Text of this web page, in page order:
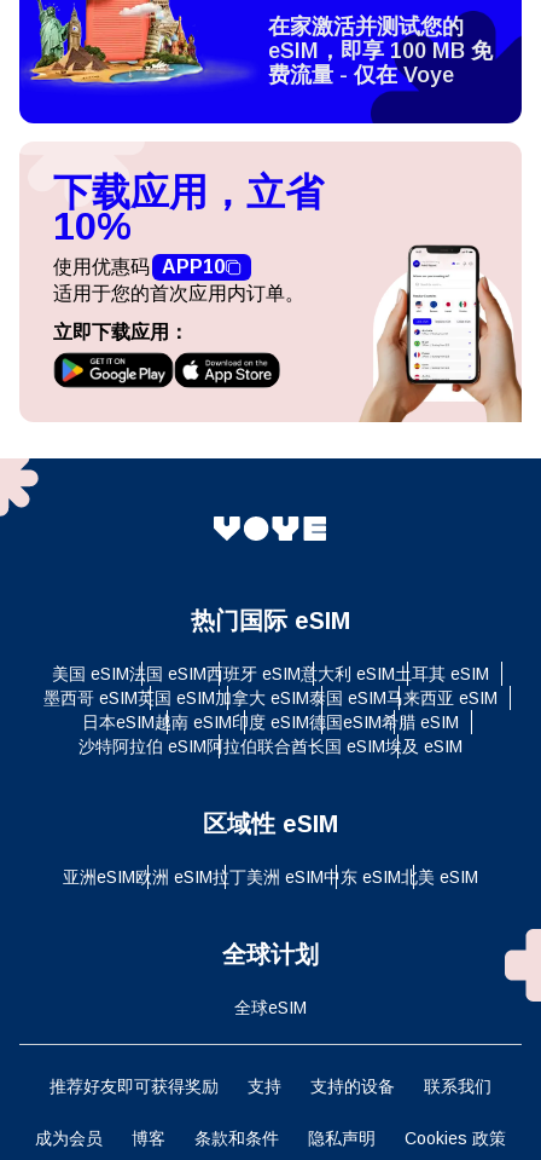
在家激活并测试您的
eSIM，即享 100 MB 免
费流量 - 仅在 Voye
下载应用，立省
10%
使用优惠码 APP10
适用于您的首次应用内订单。
立即下载应用：
热门国际 eSIM
美国 eSIM法国 eSIM西班牙 eSIM意大利 eSIM土耳其 eSIM
墨西哥 eSIM英国 eSIM加拿大 eSIM泰国 eSIM马来西亚 eSIM
日本eSIM越南 eSIM印度 eSIM德国eSIM希腊 eSIM
沙特阿拉伯 eSIM阿拉伯联合酋长国 eSIM埃及 eSIM
区域性 eSIM
亚洲eSIM欧洲 eSIM拉丁美洲 eSIM中东 eSIM北美 eSIM
全球计划
全球eSIM
推荐好友即可获得奖励 支持 支持的设备 联系我们
成为会员 博客 条款和条件 隐私声明 Cookies 政策